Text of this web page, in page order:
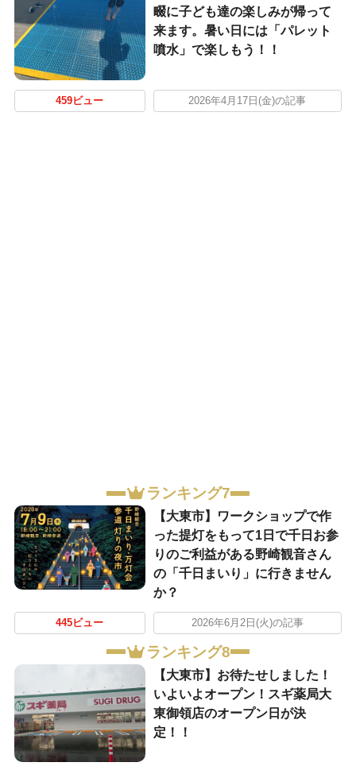
畷に子ども達の楽しみが帰って
来ます。暑い日には「パレット
噴水」で楽しもう！！
459ビュー 2026年4月17日(金)の記事
ランキング7
【大東市】ワークショップで作
った提灯をもって1日で千日お参
りのご利益がある野崎観音さん
の「千日まいり」に行きません
か？
445ビュー 2026年6月2日(火)の記事
ランキング8
【大東市】お待たせしました！
いよいよオープン！スギ薬局大
東御領店のオープン日が決
定！！